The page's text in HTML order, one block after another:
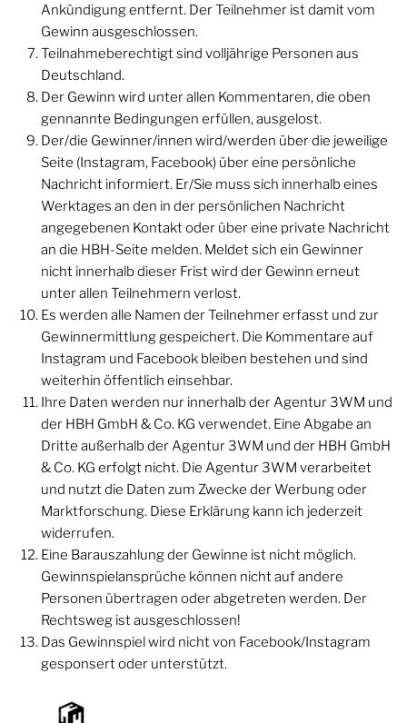
Ankündigung entfernt. Der Teilnehmer ist damit vom
Gewinn ausgeschlossen.
Teilnahmeberechtigt sind volljährige Personen aus
Deutschland.
Der Gewinn wird unter allen Kommentaren, die oben
gennannte Bedingungen erfüllen, ausgelost.
Der/die Gewinner/innen wird/werden über die jeweilige
Seite (Instagram, Facebook) über eine persönliche
Nachricht informiert. Er/Sie muss sich innerhalb eines
Werktages an den in der persönlichen Nachricht
angegebenen Kontakt oder über eine private Nachricht
an die HBH-Seite melden. Meldet sich ein Gewinner
nicht innerhalb dieser Frist wird der Gewinn erneut
unter allen Teilnehmern verlost.
Es werden alle Namen der Teilnehmer erfasst und zur
Gewinnermittlung gespeichert. Die Kommentare auf
Instagram und Facebook bleiben bestehen und sind
weiterhin öffentlich einsehbar.
Ihre Daten werden nur innerhalb der Agentur 3WM und
der HBH GmbH & Co. KG verwendet. Eine Abgabe an
Dritte außerhalb der Agentur 3WM und der HBH GmbH
& Co. KG erfolgt nicht. Die Agentur 3WM verarbeitet
und nutzt die Daten zum Zwecke der Werbung oder
Marktforschung. Diese Erklärung kann ich jederzeit
widerrufen.
Eine Barauszahlung der Gewinne ist nicht möglich.
Gewinnspielansprüche können nicht auf andere
Personen übertragen oder abgetreten werden. Der
Rechtsweg ist ausgeschlossen!
Das Gewinnspiel wird nicht von Facebook/Instagram
gesponsert oder unterstützt.